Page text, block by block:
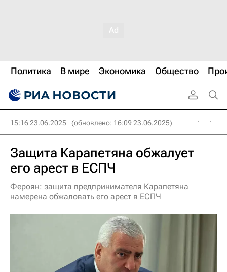
Политика В мире Экономика Общество
15:16 23.06.2025 (обновлено: 16:09 23.06.2025)
Защита Карапетяна обжалует
его арест в ЕСПЧ
Фероян: защита предпринимателя Карапетяна
намерена обжаловать его арест в ЕСПЧ